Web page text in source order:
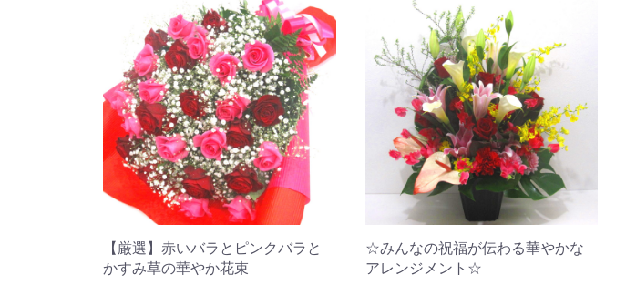
【厳選】赤いバラとピンクバラと
かすみ草の華やか花束
☆みんなの祝福が伝わる華やかな
アレンジメント☆